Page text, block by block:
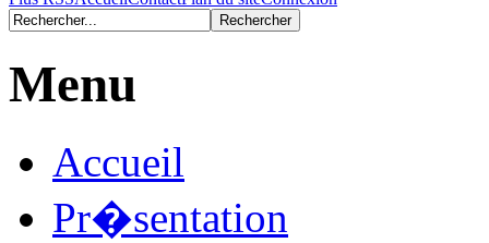
Menu
Accueil
Pr�sentation